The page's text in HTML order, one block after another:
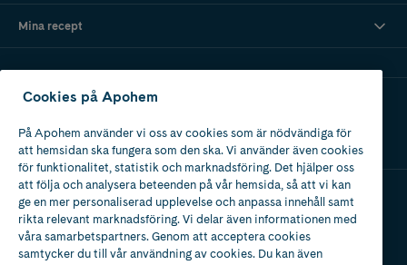
Mina recept
Ladda ner vår app
Apotek med tillstånd
av Läkemedelsverket
Cookies på Apohem
På Apohem använder vi oss av cookies som är nödvändiga för
att hemsidan ska fungera som den ska. Vi använder även cookies
för funktionalitet, statistik och marknadsföring. Det hjälper oss
att följa och analysera beteenden på vår hemsida, så att vi kan
ge en mer personaliserad upplevelse och anpassa innehåll samt
rikta relevant marknadsföring. Vi delar även informationen med
våra samarbetspartners. Genom att acceptera cookies
samtycker du till vår användning av cookies. Du kan även